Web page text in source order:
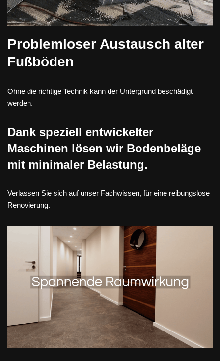
Problemloser Austausch alter
Fußböden
Ohne die richtige Technik kann der Untergrund beschädigt
werden.
Dank speziell entwickelter
Maschinen lösen wir Bodenbeläge
mit minimaler Belastung.
Verlassen Sie sich auf unser Fachwissen, für eine reibungslose
Renovierung.